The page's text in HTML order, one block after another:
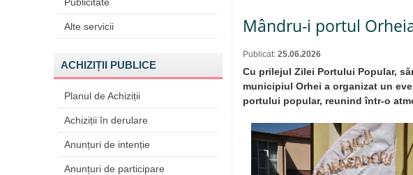
Alte servicii
ACHIZIȚII PUBLICE
Planul de Achiziții
Achiziții în derulare
Anunțuri de intenție
Anunțuri de participare
Mândru-i portul
Publicat: 25.06.2026
Cu prilejul Zilei Portului Popular,
municipiul Orhei a organizat un
portului popular, reunind într-o